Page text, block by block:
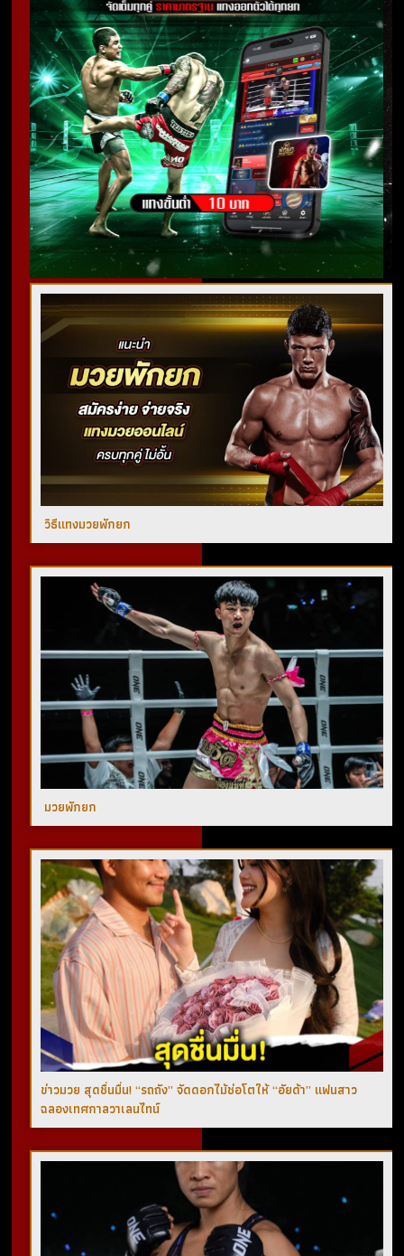
วิธีแทงมวยพักยก
มวยพักยก
ข่าวมวย สุดชื่นมื่น! “รถถัง” จัดดอกไม้ช่อโตให้ “อัยด้า” แฟนสาว
ฉลองเทศกาลวาเลนไทน์